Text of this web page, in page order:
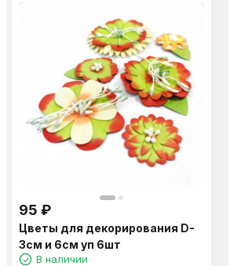
95 ₽
Цветы для декорирования D-
3см и 6см уп 6шт
В наличии